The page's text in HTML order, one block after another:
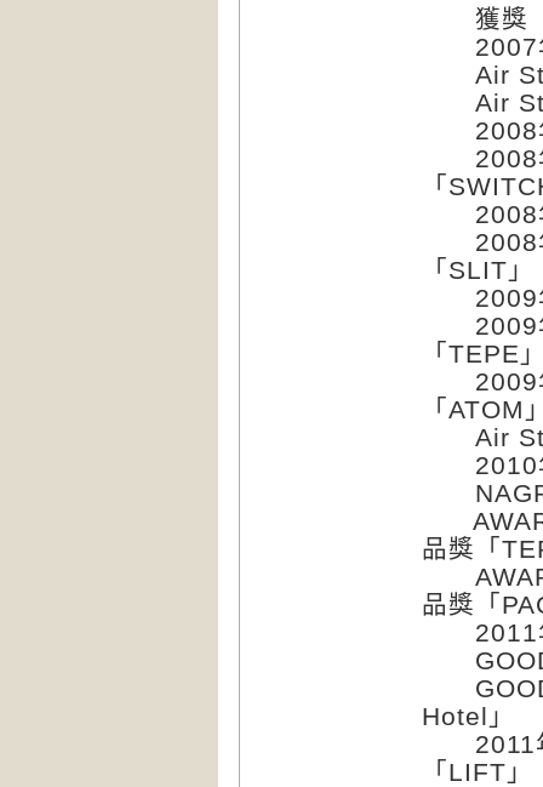
獲獎
2007
Air
Air
2008年
「
2008年
2008年
「SLIT」
2009年
「TEPE
2009年
「ATOM
Air
品獎「
品獎「
GOOD
GOOD
Hotel」
2011年
「LIFT」